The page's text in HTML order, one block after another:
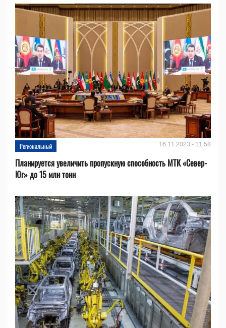
Региональный 16.11.2023 - 11:58
Планируется увеличить пропускную способность МТК «Север-
Юг» до 15 млн тонн